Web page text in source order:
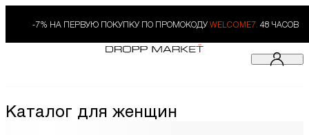
-7% НА ПЕРВУЮ ПОКУПКУ ПО ПРОМОКОДУ WELCOME7. 48 ЧАСОВ
Каталог для женщин